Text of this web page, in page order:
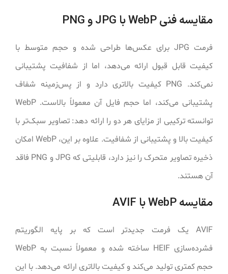
مقایسه فنی WebP با JPG و PNG
فرمت JPG برای عکس‌ها طراحی شده و حجم متوسط با
کیفیت قابل قبول ارائه می‌دهد، اما از شفافیت پشتیبانی
نمی‌کند. PNG کیفیت بالاتری دارد و از پس‌زمینه شفاف
پشتیبانی می‌کند، اما حجم فایل آن معمولاً بالاست. WebP
توانسته ترکیبی از مزایای هر دو را ارائه دهد: تصاویر سبک‌تر با
کیفیت بالا و پشتیبانی از شفافیت. علاوه بر این، WebP امکان
ذخیره تصاویر متحرک را نیز دارد، قابلیتی که JPG و PNG فاقد
آن هستند.
مقایسه WebP با AVIF
AVIF یک فرمت جدیدتر است که بر پایه الگوریتم
فشرده‌سازی HEIF ساخته شده و معمولاً نسبت به WebP
حجم کمتری تولید می‌کند و کیفیت بالاتری ارائه می‌دهد. با این